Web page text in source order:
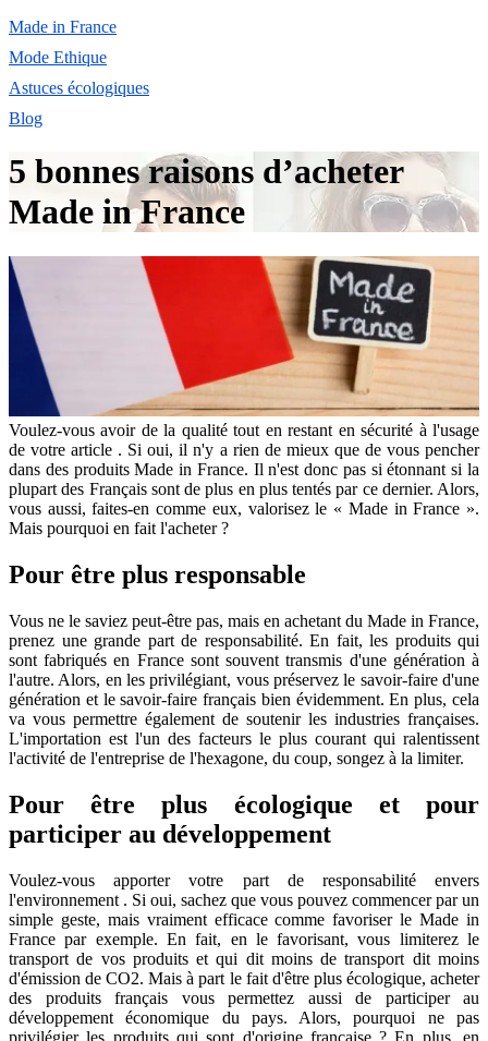
Made in France
Mode Ethique
Astuces écologiques
Blog
5 bonnes raisons d’acheter
Made in France
Voulez-vous avoir de la qualité tout en restant en sécurité à l'usage
de votre article . Si oui, il n'y a rien de mieux que de vous pencher
dans des produits Made in France. Il n'est donc pas si étonnant si la
plupart des Français sont de plus en plus tentés par ce dernier. Alors,
vous aussi, faites-en comme eux, valorisez le « Made in France ».
Mais pourquoi en fait l'acheter ?
Pour être plus responsable
Vous ne le saviez peut-être pas, mais en achetant du Made in France,
prenez une grande part de responsabilité. En fait, les produits qui
sont fabriqués en France sont souvent transmis d'une génération à
l'autre. Alors, en les privilégiant, vous préservez le savoir-faire d'une
génération et le savoir-faire français bien évidemment. En plus, cela
va vous permettre également de soutenir les industries françaises.
L'importation est l'un des facteurs le plus courant qui ralentissent
l'activité de l'entreprise de l'hexagone, du coup, songez à la limiter.
Pour être plus écologique et pour
participer au développement
Voulez-vous apporter votre part de responsabilité envers
l'environnement . Si oui, sachez que vous pouvez commencer par un
simple geste, mais vraiment efficace comme favoriser le Made in
France par exemple. En fait, en le favorisant, vous limiterez le
transport de vos produits et qui dit moins de transport dit moins
d'émission de CO2. Mais à part le fait d'être plus écologique, acheter
des produits français vous permettez aussi de participer au
développement économique du pays. Alors, pourquoi ne pas
privilégier les produits qui sont d'origine française ? En plus, en